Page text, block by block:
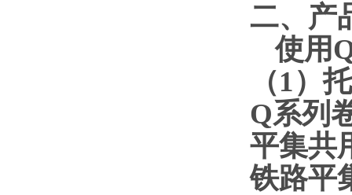
二、产
使用
（1）
Q系列
平集共
铁路平